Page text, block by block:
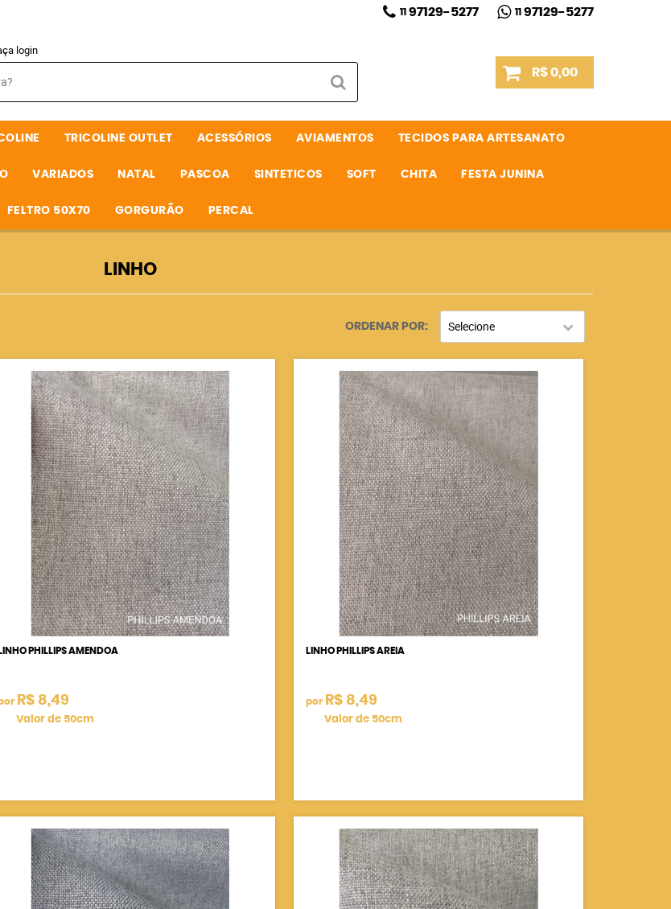
1197129-5277 1197129-5277
login
R$ 0,00
TRICOLINE OUTLET ACESSÓRIOS AVIAMENTOS TECIDOS PARA ARTESANATO
VARIADOS NATAL PASCOA SINTETICOS SOFT CHITA FESTA JUNINA
FELTRO 50X70 GORGURÃO PERCAL
LINHO
ORDENAR POR Selecione
LINHO PHILLIPS AMENDOA
R$ 8,49
Valor de 50cm
LINHO PHILLIPS AREIA
por R$ 8,49
Valor de 50cm